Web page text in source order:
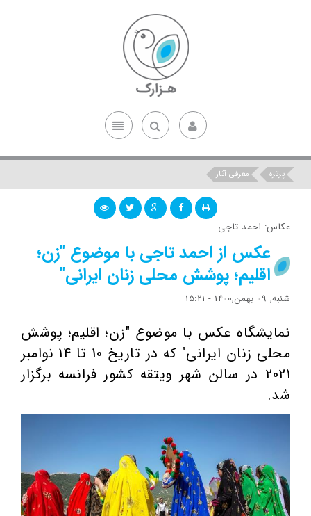
پرتره معرفی آثار
عکاس: احمد تاجی
عکس از احمد تاجی با موضوع "زن؛
اقلیم؛ پوشش محلی زنان ایرانی"
شنبه, 09 بهمن,1400 - 15:21
نمایشگاه عکس با موضوع "زن؛ اقلیم؛ پوشش
محلی زنان ایرانی" که در تاریخ 10 تا 14 نوامبر
2021 در سالن شهر ویتقه کشور فرانسه برگزار
شد.